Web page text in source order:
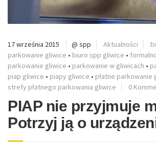
17 września 2015 @ spp Aktualności
parkowanie gliwice • biuro spp gliwice •
parkowanie gliwice • parkowanie w gliwicach •
piap gliwice • piapy gliwice • płatne parkowanie
strefy płatnego parkowania gliwice
0
PIAP nie przyjmuje
Potrzyj ją o